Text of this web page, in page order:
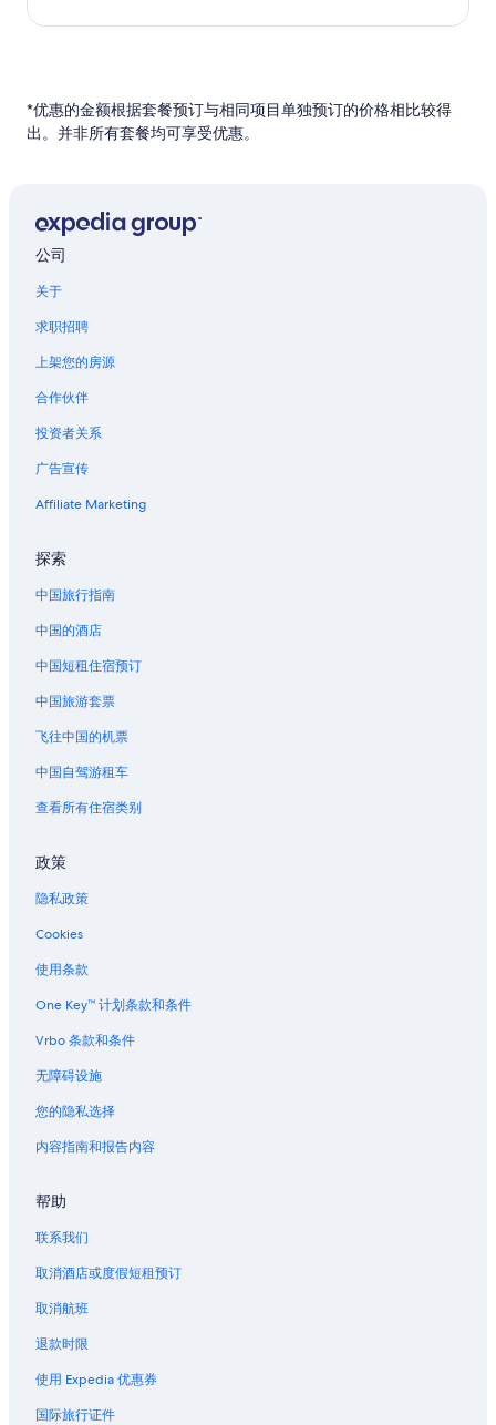
接
H
l
s
页
接
面
的
页
接
面
的
的
面
的
夫
车
旅
馆
链
页
面
*优惠的金额根据套餐预订与相同项目单独预订的价格相比较得
出。并非所有套餐均可享受优惠。
公司
关于
求职招聘
上架您的房源
合作伙伴
投资者关系
广告宣传
Affiliate Marketing
探索
中国旅行指南
中国的酒店
中国短租住宿预订
中国旅游套票
飞往中国的机票
中国自驾游租车
查看所有住宿类别
政策
隐私政策
Cookies
使用条款
One Key™ 计划条款和条件
Vrbo 条款和条件
无障碍设施
您的隐私选择
内容指南和报告内容
帮助
联系我们
取消酒店或度假短租预订
取消航班
退款时限
使用 Expedia 优惠券
国际旅行证件